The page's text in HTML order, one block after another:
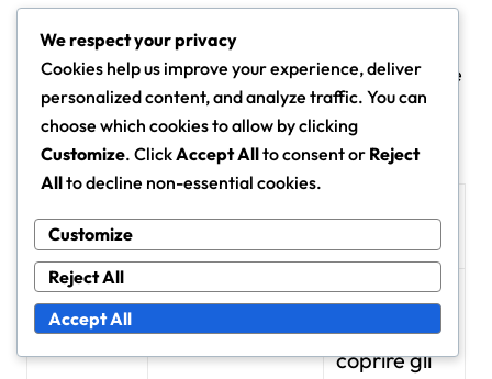
posizionamento dei giocatori durante un assetto
difensivo può evidenziare l’importanza di mantenere
una forma compatta, mentre un altro può dimostrare
come i giocatori dovrebbero distribuirsi durante un
attacco.
Fase
Difensiva Difensori
Mantenere
la forma e
coprire gli
We respect your privacy
Cookies help us improve your experience, deliver
personalized content, and analyze traffic. You can
choose which cookies to allow by clicking
Customize. ClickAccept Allto consent or Reject
Allto decline non-essential cookies.
Customize
Reject All
Accept All